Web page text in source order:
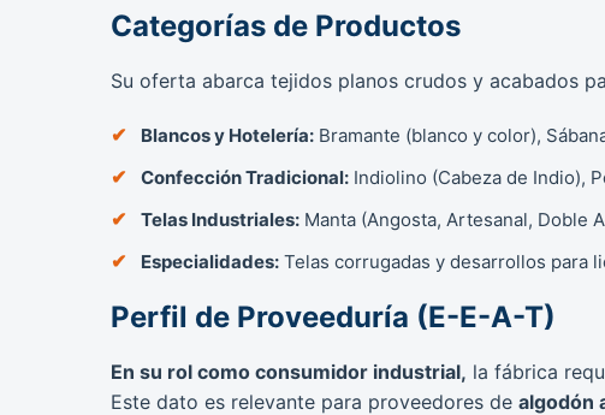
Categorías de Productos
Su oferta abarca tejidos planos crudos y acabados
Blancos y Hotelería: Bramante (blanco y color),
Confección Tradicional: Indiolino (Cabeza de Indio),
Telas Industriales: Manta (Angosta, Artesanal, Doble
Especialidades: Telas corrugadas y desarrollos para
Perfil de Proveeduría (E-E-A-T)
En su rol como consumidor industrial, la fábrica
Este dato es relevante para proveedores de algodón